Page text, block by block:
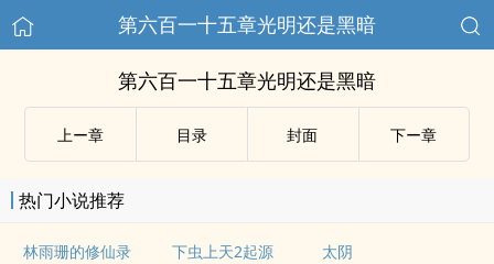
第六百一十五章光明还是黑暗
第六百一十五章光明还是黑暗
上ー章 目录 封面 下ー章
热门小说推荐
林雨珊的修仙录 下虫上天2起源
太阴